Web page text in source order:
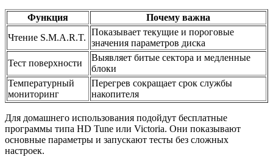
Функция
Почему важна
Чтение S.M.A.R.T.
Показывает текущие и пороговые
значения параметров диска
Тест поверхности
Выявляет битые сектора и медленные
блоки
Температурный
мониторинг
Перегрев сокращает срок службы
накопителя
Для домашнего использования подойдут бесплатные
программы типа HD Tune или Victoria. Они показывают
основные параметры и запускают тесты без сложных
настроек.